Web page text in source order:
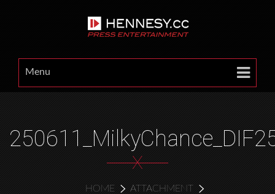
Menu
X
HOME
ATTACHMENT